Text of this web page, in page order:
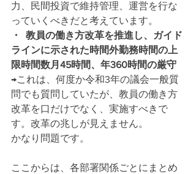
力、民間投資で維持管理、運営を行な
っていくべきだと考えています。
・  教員の働き方改革を推進し、ガイド
ラインに示された時間外勤務時間の上
限時間数月45時間、年360時間の厳守
→これは、何度か令和3年の議会一般質
問でも質問していたが、教員の働き方
改革を口だけでなく、実施すべきで
す。改革の兆しが見えません。
かなり問題です。
ここからは、各部署関係ごとにまとめ